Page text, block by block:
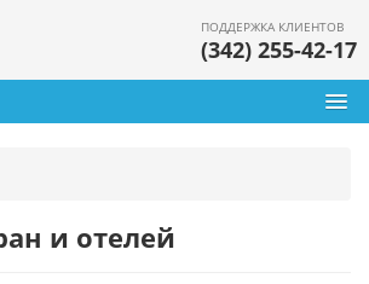
ПОДДЕРЖКА КЛИЕНТОВ
(342) 255-42-17
и отелей